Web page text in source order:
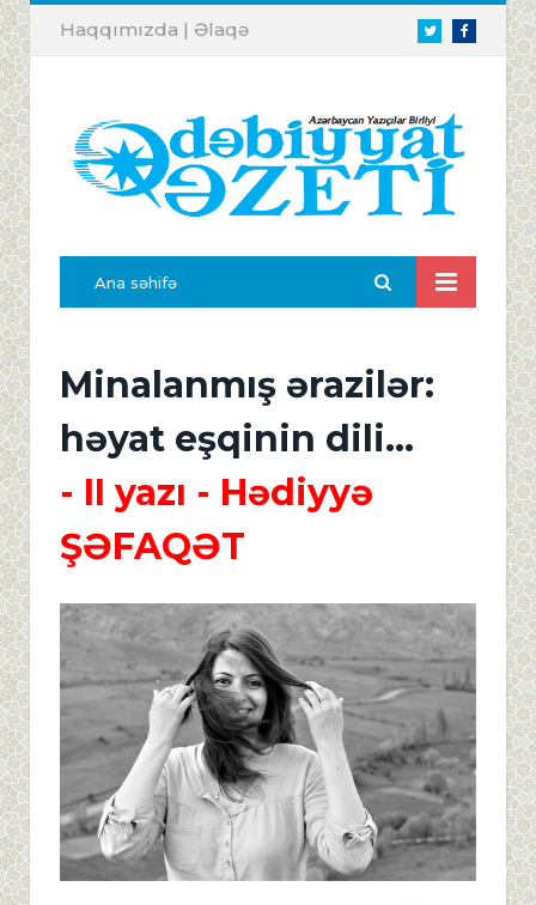
TwitterFacebook
Haqqımızda | Əlaqə
Ana səhifə
Minalanmış ərazilər:
həyat eşqinin dili...
- II yazı - Hədiyyə
ŞƏFAQƏT